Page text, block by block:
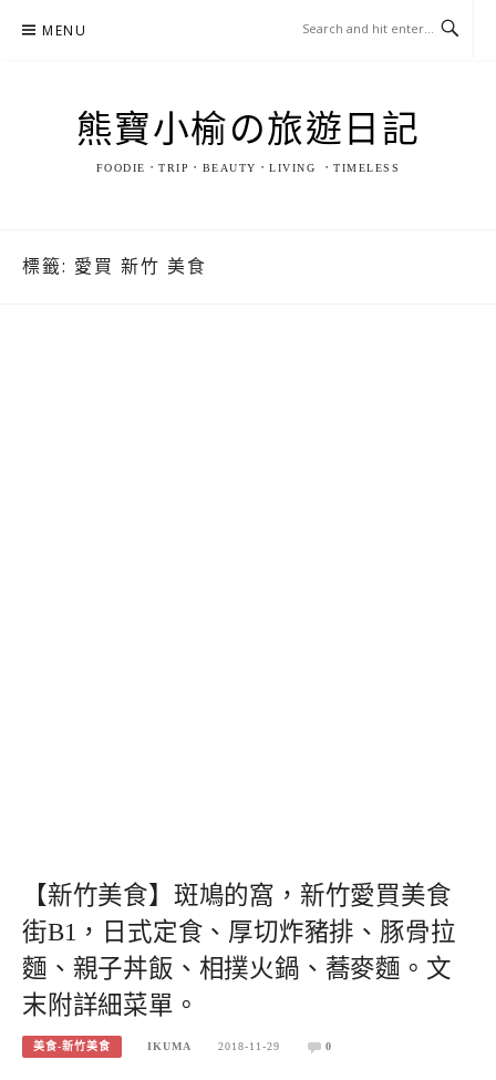
MENU
熊寶小榆の旅遊日記
FOODIE．TRIP．BEAUTY．LIVING ．TIMELESS
標籤: 愛買 新竹 美食
【新竹美食】斑鳩的窩，新竹愛買美食
街B1，日式定食、厚切炸豬排、豚骨拉
麵、親子丼飯、相撲火鍋、蕎麥麵。文
末附詳細菜單。
美食-新竹美食 IKUMA 2018-11-29 0